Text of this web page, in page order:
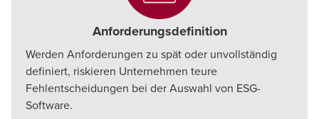
in unterschiedlichen Formaten.
Anforderungsdefinition
Werden Anforderungen zu spät oder unvollständig
definiert, riskieren Unternehmen teure
Fehlentscheidungen bei der Auswahl von ESG-
Software.